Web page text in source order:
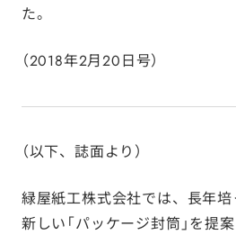
た。
（2018年2月20日号）
（以下、誌面より）
緑屋紙工株式会社では、長年
新しい「パッケージ封筒」を提